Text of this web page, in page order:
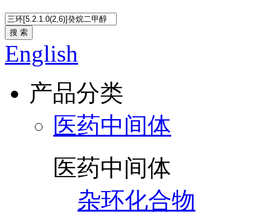
搜 索
English
产品分类
医药中间体
医药中间体
杂环化合物